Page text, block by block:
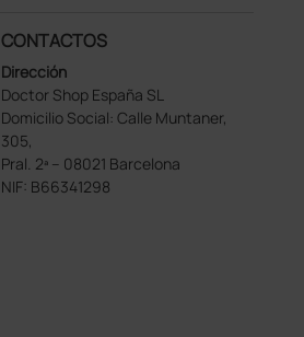
CONTACTOS
Dirección
Doctor Shop España SL
Domicilio Social: Calle Muntaner,
305,
Pral. 2ª – 08021 Barcelona
NIF: B66341298